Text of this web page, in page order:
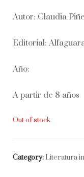
Autor: Claudia
Editorial:
Año:
A partir de 8 años
Out of stock
Category:Literatura